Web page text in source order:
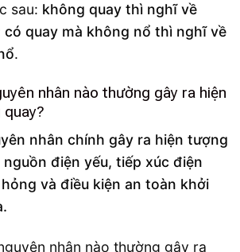
sau: không quay thì nghĩ về
quay mà không nổ thì nghĩ về
.
nhân nào thường gây ra hiện
nhân chính gây ra hiện tượng
điện yếu, tiếp xúc điện
và điều kiện an toàn khởi